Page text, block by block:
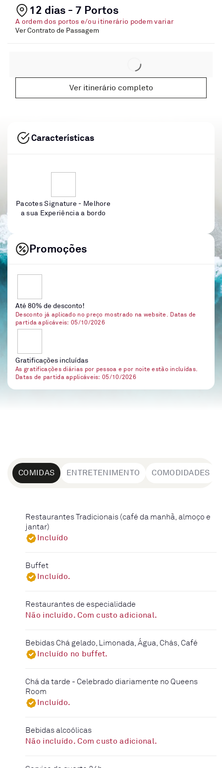
12 dias - 7 Portos
A ordem dos portos e/ou itinerário podem variar
Ver Contrato de Passagem
Ver itinerário completo
Características
Pacotes Signature - Melhore
a sua Experiência a bordo
Promoções
Até 80% de desconto!
Desconto já aplicado no preço mostrado na website. Datas de
partida aplicáveis: 05/10/2026
Gratificações incluídas
As gratificações diárias por pessoa e por noite estão incluídas.
Datas de partida applicáveis: 05/10/2026
COMIDAS ENTRETENIMENTO COMODIDADES
Restaurantes Tradicionais (café da manhã, almoço e
jantar)
Incluído
Buffet
Incluído.
Restaurantes de especialidade
Não incluído. Com custo adicional.
Bebidas Chá gelado, Limonada, Água, Chás, Café
Incluído no buffet.
Chá da tarde - Celebrado diariamente no Queens
Room
Incluído.
Bebidas alcoólicas
Não incluído. Com custo adicional.